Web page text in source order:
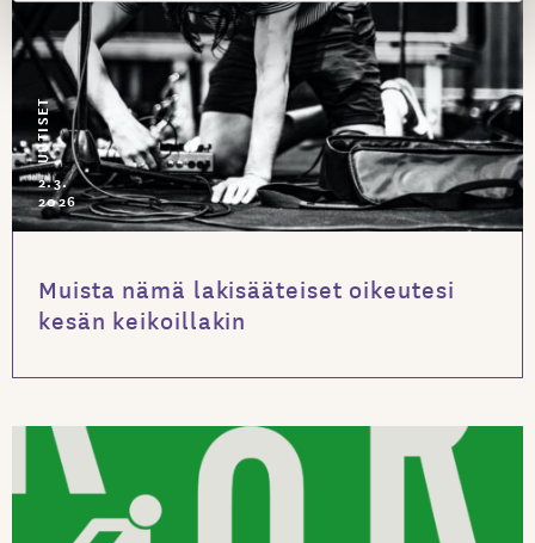
UUTISET
2.3.
2026
Muista nämä lakisääteiset oikeutesi
kesän keikoillakin